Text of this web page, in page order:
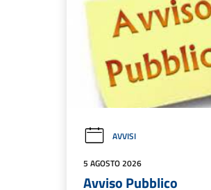
AVVISI
5 AGOSTO 2026
Avviso Pubblico